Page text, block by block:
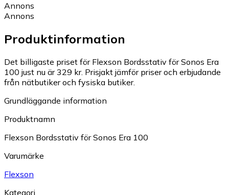
Annons
Annons
Produktinformation
Det billigaste priset för Flexson Bordsstativ för Sonos Era
100 just nu är 329 kr. Prisjakt jämför priser och erbjudande
från nätbutiker och fysiska butiker.
Grundläggande information
Produktnamn
Flexson Bordsstativ för Sonos Era 100
Varumärke
Flexson
Kategori